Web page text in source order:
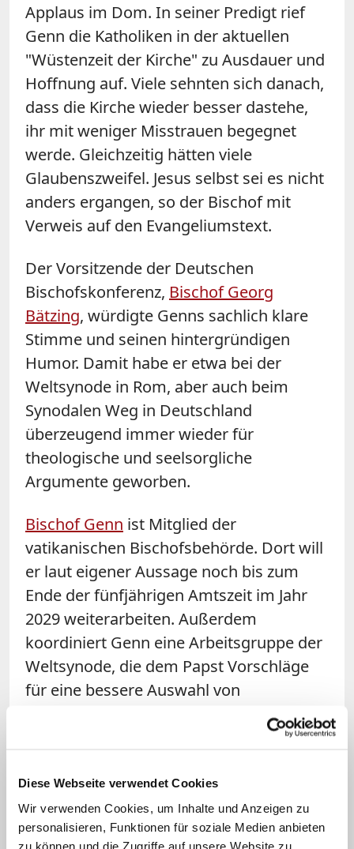
Diese Webseite verwendet Cookies
Wir verwenden Cookies, um Inhalte und Anzeigen zu
personalisieren, Funktionen für soziale Medien anbieten
zu können und die Zugriffe auf unsere Website zu
Applaus im Dom. In seiner Predigt rief
Genn die Katholiken in der aktuellen
"Wüstenzeit der Kirche" zu Ausdauer und
Hoffnung auf. Viele sehnten sich danach,
dass die Kirche wieder besser dastehe,
ihr mit weniger Misstrauen begegnet
werde. Gleichzeitig hätten viele
Glaubenszweifel. Jesus selbst sei es nicht
anders ergangen, so der Bischof mit
Verweis auf den Evangeliumstext.
Der Vorsitzende der Deutschen
Bischofskonferenz, Bischof Georg
Bätzing, würdigte Genns sachlich klare
Stimme und seinen hintergründigen
Humor. Damit habe er etwa bei der
Weltsynode in Rom, aber auch beim
Synodalen Weg in Deutschland
überzeugend immer wieder für
theologische und seelsorgliche
Argumente geworben.
Bischof Genn ist Mitglied der
vatikanischen Bischofsbehörde. Dort will
er laut eigener Aussage noch bis zum
Ende der fünfjährigen Amtszeit im Jahr
2029 weiterarbeiten. Außerdem
koordiniert Genn eine Arbeitsgruppe der
Weltsynode, die dem Papst Vorschläge
für eine bessere Auswahl von
Bischofskandidaten machen soll. Auch
diese Aufgabe wolle er gern zu Ende
der Katholischen Nachrichten-Agentur
(KNA).